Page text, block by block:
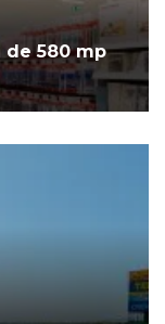
de 580 mp